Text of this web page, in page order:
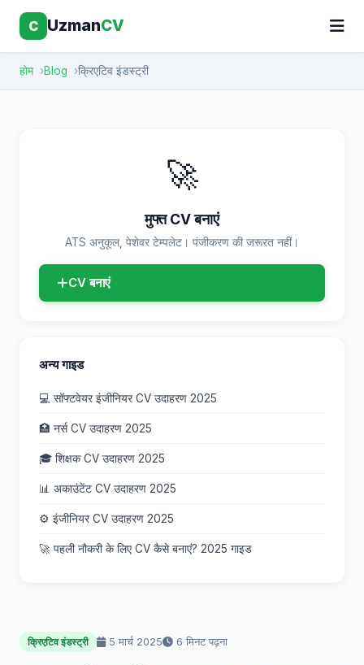
C UzmanCV
होम Blog क्रिएटिव इंडस्ट्री
क्रिएटिव इंडस्ट्री 5 मार्च 2025 6 मिनट पढ़ना
🚀
मुफ्त CV बनाएं
ATS अनुकूल, पेशेवर टेम्पलेट। पंजीकरण की जरूरत नहीं।
CV बनाएं
अन्य गाइड
💻 सॉफ्टवेयर इंजीनियर CV उदाहरण 2025
🏥 नर्स CV उदाहरण 2025
🎓 शिक्षक CV उदाहरण 2025
📊 अकाउंटेंट CV उदाहरण 2025
⚙️ इंजीनियर CV उदाहरण 2025
🚀 पहली नौकरी के लिए CV कैसे बनाएं? 2025 गाइड